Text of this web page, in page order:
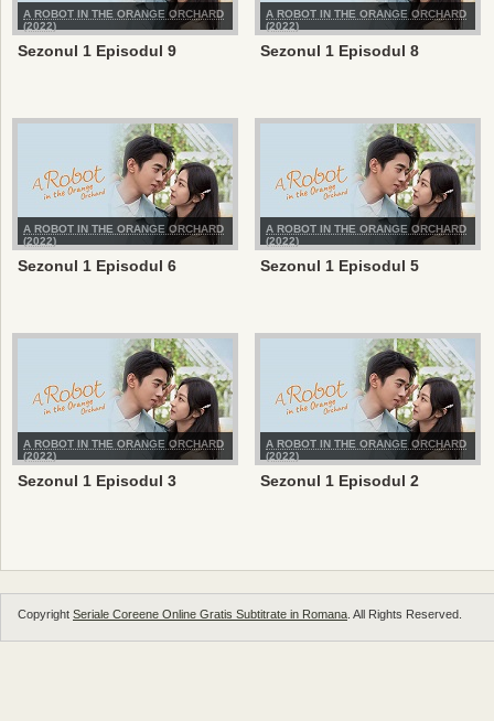
A ROBOT IN THE ORANGE ORCHARD
(2022)
Sezonul 1 Episodul 9
A ROBOT IN THE ORANGE ORCHARD
(2022)
Sezonul 1 Episodul 8
A ROBOT IN THE ORANGE ORCHARD
(2022)
Sezonul 1 Episodul 6
A ROBOT IN THE ORANGE ORCHARD
(2022)
Sezonul 1 Episodul 5
A ROBOT IN THE ORANGE ORCHARD
(2022)
Sezonul 1 Episodul 3
A ROBOT IN THE ORANGE ORCHARD
(2022)
Sezonul 1 Episodul 2
Copyright Seriale Coreene Online Gratis Subtitrate in Romana . All Rights Reserved.